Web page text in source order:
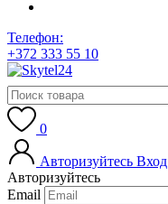
Телефон:
+372 333 55 10
0
Авторизуйтесь Вход
Авторизуйтесь
Email